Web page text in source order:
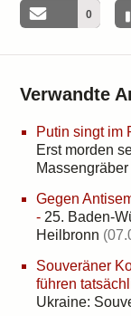
0
Verwandte
Putin singt im
Erst morden
Gegen
- 25. Baden-
Heilbronn
Souveräner
führen
Ukraine: